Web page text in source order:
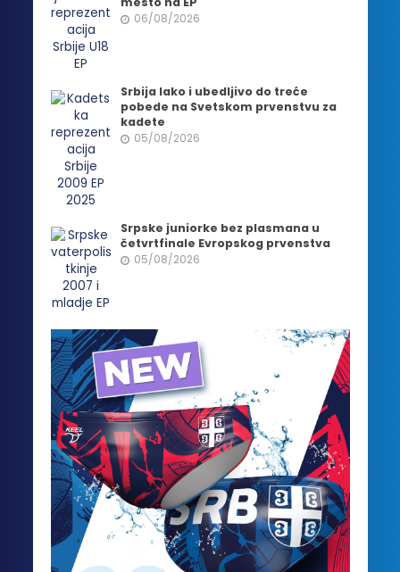
06/08/2026
Srbija lako i ubedljivo do treće
pobede na Svetskom prvenstvu za
kadete
05/08/2026
Srpske juniorke bez plasmana u
četvrtfinale Evropskog prvenstva
05/08/2026